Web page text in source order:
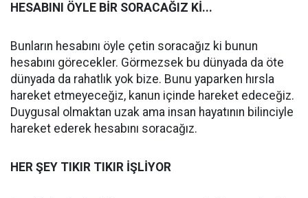
HESABINI ÖYLE BİR SORACAĞIZ Kİ...
Bunların hesabını öyle çetin soracağız ki bunun
hesabını görecekler. Görmezsek bu dünyada da öte
dünyada da rahatlık yok bize. Bunu yaparken hırsla
hareket etmeyeceğiz, kanun içinde hareket edeceğiz.
Duygusal olmaktan uzak ama insan hayatının bilinciyle
hareket ederek hesabını soracağız.
HER ŞEY TIKIR TIKIR İŞLİYOR